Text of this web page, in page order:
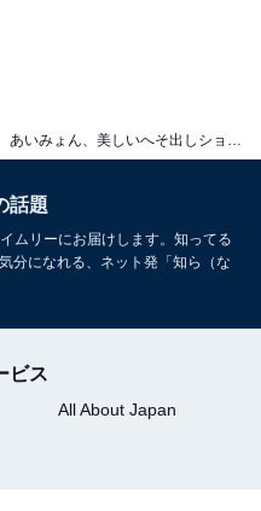
話題
ムリーにお届けします。知ってる
分になれる、ネット発「知ら（な
ビス
All About Japan